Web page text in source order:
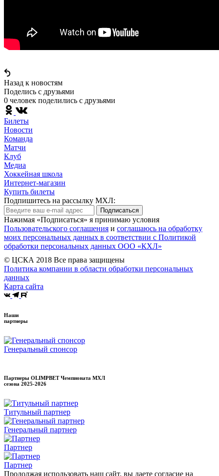
Назад к новостям
Поделись c друзьями
0 человек поделились c друзьями
Билеты
Новости
Команда
Матчи
Клуб
Медиа
Хоккейная школа
Интернет-магазин
Купить билеты
Подпишитесь на рассылку МХЛ:
Подписаться
Нажимая «Подписаться» я принимаю условия
Пользовательского соглашения и соглашаюсь на обработку
моих персональных данных в соответствии с Политикой
обработки персональных данных ООО «КХЛ»
© ЦСКА 2018 Все права защищены
Политика компании в области обработки персональных
данных
Карта сайта
Наши
партнеры
Генеральный спонсор
Партнеры OLIMPBET Чемпионата МХЛ
сезона 2025-2026
Титульный партнер
Генеральный партнер
Партнер
Партнер
Продолжая использовать наш сайт, вы даете согласие на